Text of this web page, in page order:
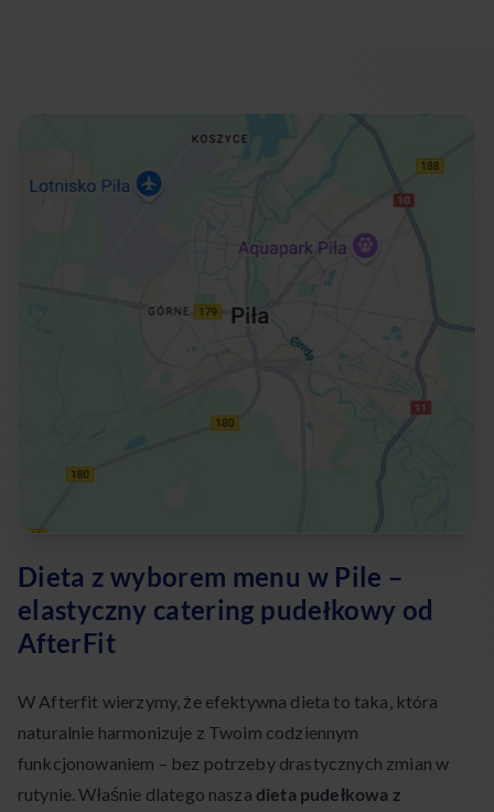
Dieta z wyborem menu w Pile –
elastyczny catering pudełkowy od
AfterFit
W Afterfit wierzymy, że efektywna dieta to taka, która
naturalnie harmonizuje z Twoim codziennym
funkcjonowaniem – bez potrzeby drastycznych zmian w
rutynie. Właśnie dlatego nasza dieta pudełkowa z